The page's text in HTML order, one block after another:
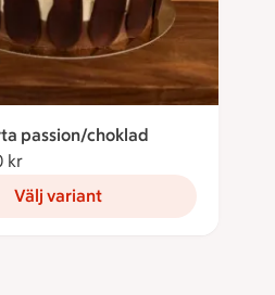
passion/choklad
kr
Välj variant